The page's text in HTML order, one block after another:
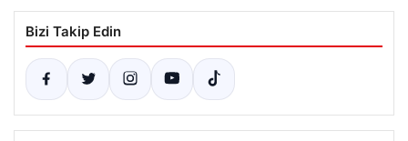
Bizi Takip Edin